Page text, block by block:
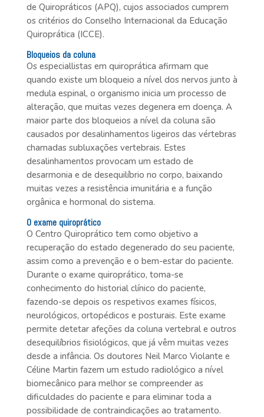
de Quiropráticos (APQ), cujos associados cumprem
os critérios do Conselho Internacional da Educação
Quiroprática (ICCE).
Bloqueios da coluna
Os especiallistas em quiroprática afirmam que
quando existe um bloqueio a nível dos nervos junto à
medula espinal, o organismo inicia um processo de
alteração, que muitas vezes degenera em doença. A
maior parte dos bloqueios a nível da coluna são
causados por desalinhamentos ligeiros das vértebras
chamadas subluxações vertebrais. Estes
desalinhamentos provocam um estado de
desarmonia e de desequilíbrio no corpo, baixando
muitas vezes a resistência imunitária e a função
orgânica e hormonal do sistema.
O exame quiroprático
O Centro Quiroprático tem como objetivo a
recuperação do estado degenerado do seu paciente,
assim como a prevenção e o bem-estar do paciente.
Durante o exame quiroprático, toma-se
conhecimento do historial clínico do paciente,
fazendo-se depois os respetivos exames físicos,
neurológicos, ortopédicos e posturais. Este exame
permite detetar afeções da coluna vertebral e outros
desequilíbrios fisiológicos, que já vêm muitas vezes
desde a infância. Os doutores Neil Marco Violante e
Céline Martin fazem um estudo radiológico a nível
biomecânico para melhor se compreender as
dificuldades do paciente e para eliminar toda a
possibilidade de contraindicações ao tratamento.